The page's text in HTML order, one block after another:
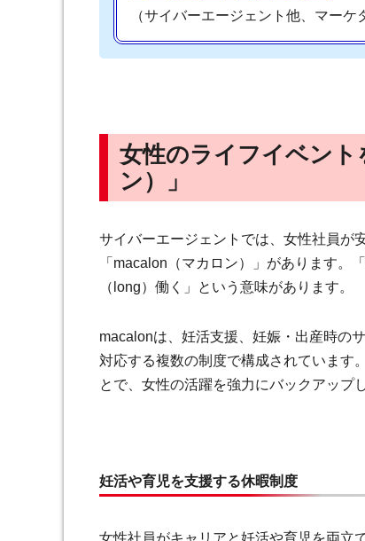
（サイバーエージェント他、マーケ
女性のライフイベン
ン）」
サイバーエージェントでは、女性社員が
「macalon（マカロン）」があります。
（long）働く」という意味があります。
macalonは、妊活支援、妊娠・出産時の
対応する複数の制度で構成されています
とで、女性の活躍を強力にバックアップ
妊活や育児を支援する休暇制度
女性社員がキャリアと妊活や育児を両立